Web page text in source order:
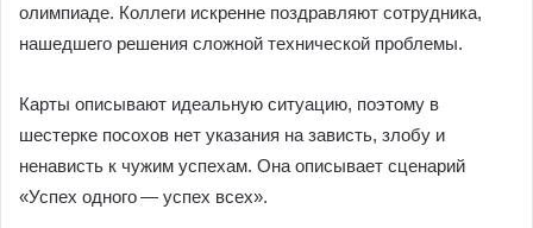
олимпиаде. Коллеги искренне поздравляют сотрудника,
нашедшего решения сложной технической проблемы.
Карты описывают идеальную ситуацию, поэтому в
шестерке посохов нет указания на зависть, злобу и
ненависть к чужим успехам. Она описывает сценарий
«Успех одного — успех всех».